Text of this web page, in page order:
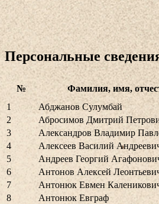
Персональные
№ Фамилия, имя,
1
Абджанов Сулумбай
2
Абросимов Дмитрий
3
Александров Владимир
4
Алексеев Василий
5
Андреев Георгий
6
Антонов Алексей
7
Антонюк Евмен
8
Антонюк Евграф